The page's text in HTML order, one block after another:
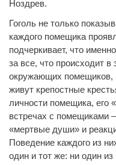
Ноздрев.
Гоголь не только
каждого помещика
подчеркивает, что
за все, что происходит
окружающих помещиков,
живут крепостные
личности помещика, его
встречах с помещиками
«мертвые души» и
Поведение каждого из
один и тот же: ни один